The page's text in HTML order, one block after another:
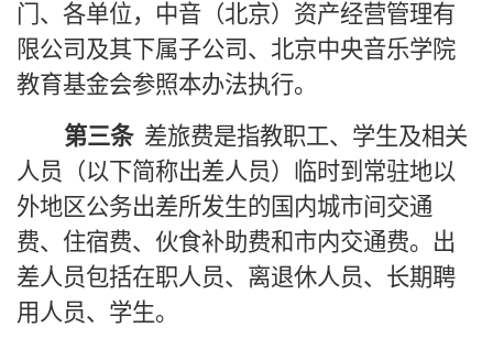
门、各单位，中音（北京）资产经营管理有
限公司及其下属子公司、北京中央音乐学院
教育基金会参照本办法执行。
第三条 差旅费是指教职工、学生及相关
人员（以下简称出差人员）临时到常驻地以
外地区公务出差所发生的国内城市间交通
费、住宿费、伙食补助费和市内交通费。出
差人员包括在职人员、离退休人员、长期聘
用人员、学生。